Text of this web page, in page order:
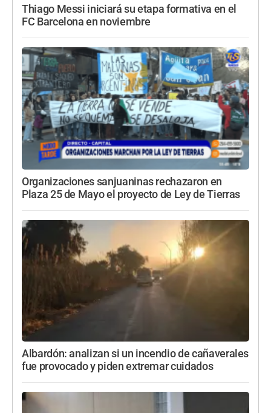
Thiago Messi iniciará su etapa formativa en el
FC Barcelona en noviembre
Organizaciones sanjuaninas rechazaron en
Plaza 25 de Mayo el proyecto de Ley de Tierras
Albardón: analizan si un incendio de cañaverales
fue provocado y piden extremar cuidados